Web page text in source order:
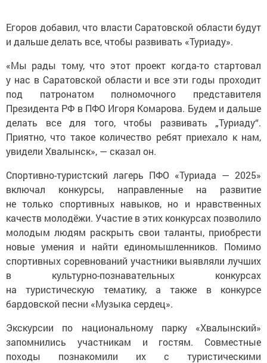
Егоров добавил, что власти Саратовской области будут
и дальше делать все, чтобы развивать «Туриаду».
«Мы рады тому, что этот проект когда-то стартовал
у нас в Саратовской области и все эти годы проходит
под патронатом полномочного представителя
Президента РФ в ПФО Игоря Комарова. Будем и дальше
делать все для того, чтобы развивать „Туриаду“.
Приятно, что такое количество ребят приехало к нам,
увидели Хвалынск», — сказал он.
Спортивно-туристский лагерь ПФО «Туриада — 2025»
включал конкурсы, направленные на развитие
не только спортивных навыков, но и нравственных
качеств молодёжи. Участие в этих конкурсах позволило
молодым людям раскрыть свои таланты, приобрести
новые умения и найти единомышленников. Помимо
спортивных соревнований участники выявляли лучших
в культурно-познавательных конкурсах
на туристическую тематику, а также в конкурсе
бардовской песни «Музыка сердец».
Экскурсии по национальному парку «Хвалынский»
запомнились участникам и гостям. Совместные
походы познакомили их с туристическими